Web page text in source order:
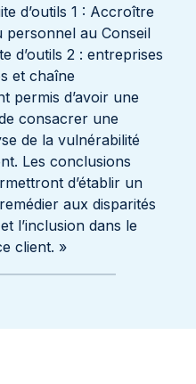
d’outils 1 : Accroître
personnel au Conseil
d’outils 2 : entreprises
et chaîne
permis d’avoir une
consacrer une
de la vulnérabilité
Les conclusions
d’établir un
aux disparités
l’inclusion dans le
client. »